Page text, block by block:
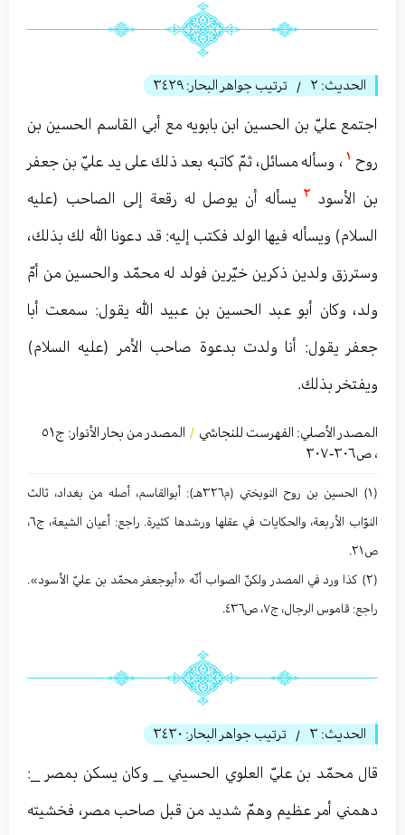
الحديث: ٢ / ترتيب جواهر البحار: ٣٤٢٩
اجتمع عليّ بن الحسين ابن بابويه مع أبي القاسم الحسين بن
روح ١ ، وسأله مسائل، ثمّ كاتبه بعد ذلك على يد عليّ بن جعفر
بن الأسود
يسأله أن يوصل له رقعة إلى الصاحب (عليه
السلام) ويسأله فيها الولد فكتب إليه: قد دعونا الله لك بذلك،
وسترزق ولدين ذكرين خيّرين فولد له محمّد والحسین من أمّ
ولد، وكان أبو عبد الحسين بن عبيد الله يقول: سمعت أبا
جعفر يقول: أنا ولدت بدعوة صاحب الأمر (عليه السلام)
ويفتخر بذلك.
المصدر الأصلي: الفهرست للنجاشي / المصدر من بحار الأنوار: ج٥١
، ص٣٠٦-٣٠٧
(١) الحسین بن روح النوبختي (م٣٢٦هـ): أبوالقاسم، أصله من بغداد، ثالث
النوّاب الأربعة، والحكایات في عقلها ورشدها كثیرة. راجع: أعيان الشيعة، ج٦،
ص٢١.
(٢) كذا ورد في المصدر ولكنّ الصواب أنّه «أبوجعفر محمّد بن عليّ الأسود».
راجع: قاموس الرجال، ج٧، ص٤٣٦.
الحديث: ٣ / ترتيب جواهر البحار: ٣٤٣٠
قال محمّد بن عليّ العلوي الحسيني _ وكان يسكن بمصر _:
دهمني أمر عظيم وهمّ شديد من قبل صاحب مصر، فخشيته